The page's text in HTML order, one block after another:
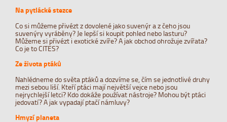
Na pytlácké stezce
Co si můžeme přivézt z dovolené jako suvenýr a z čeho jsou
suvenýry vyráběny? Je lepší si koupit pohled nebo lasturu?
Můžeme si přivézt i exotické zvíře? A jak obchod ohrožuje zvířata?
Co je to CITES?
Ze života ptáků
Nahlédneme do světa ptáků a dozvíme se, čím se jednotlivé druhy
mezi sebou liší. Kteří ptáci mají největší vejce nebo jsou
nejrychlejší letci? Kdo dokáže používat nástroje? Mohou být ptáci
jedovatí? A jak vypadají ptačí námluvy?
Hmyzí planeta